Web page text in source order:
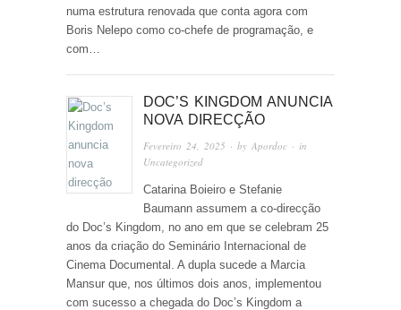
numa estrutura renovada que conta agora com
Boris Nelepo como co-chefe de programação, e
com…
DOC’S KINGDOM ANUNCIA
NOVA DIRECÇÃO
Fevereiro 24, 2025 · byApordoc · in
Uncategorized
Catarina Boieiro e Stefanie
Baumann assumem a co-direcção
do Doc’s Kingdom, no ano em que se celebram 25
anos da criação do Seminário Internacional de
Cinema Documental. A dupla sucede a Marcia
Mansur que, nos últimos dois anos, implementou
com sucesso a chegada do Doc’s Kingdom a